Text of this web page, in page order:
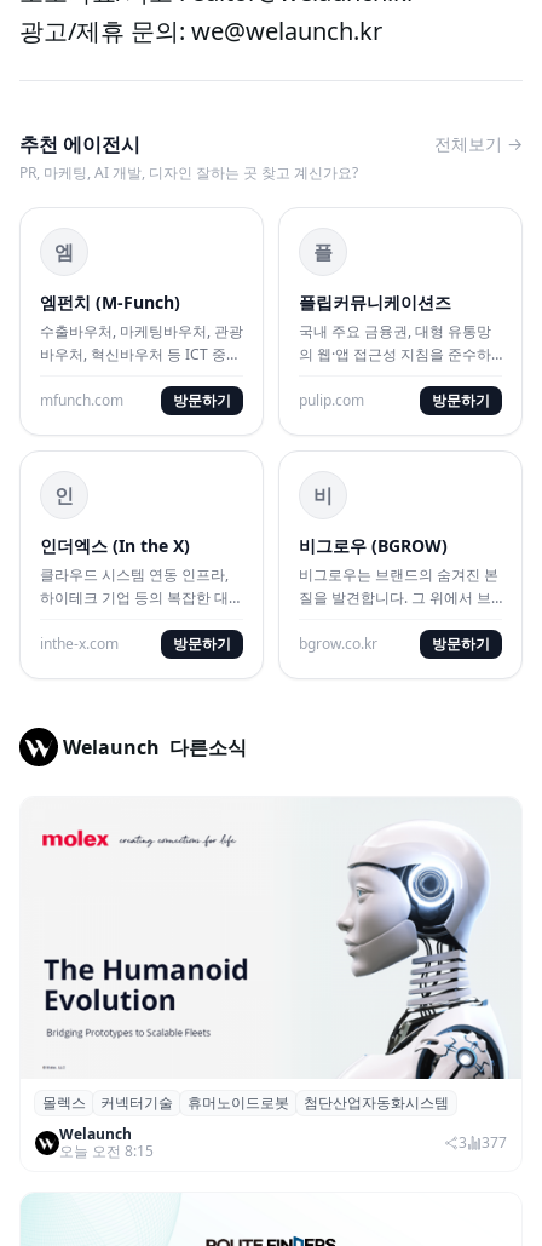
광고/제휴 문의: we@welaunch.kr
추천 에이전시
PR, 마케팅, AI 개발, 디자인 잘하는 곳 찾고 계신가요?
전체보기 →
엠
엠펀치 (M-Funch)
수출바우처, 마케팅바우처, 관광
바우처, 혁신바우처 등 ICT 중심
mfunch.com
방문하기
플
플립커뮤니케이션즈
국내 주요 금융권, 대형 유통망
의 웹·앱 접근성 지침을 준수하
축 대행사
pulip.com 방문하기
인
인더엑스 (In the X)
클라우드 시스템 연동 인프라,
하이테크 기업 등의 복잡한 대시
직관적으로 풀어내는 대행사
inthe-x.com 방문하기
비
비그로우 (BGROW)
비그로우는 브랜드의 숨겨진 본
질을 발견합니다. 그 위에서 브
니다
bgrow.co.kr 방문하기
Welaunch 다른소식
몰렉스, 휴머노이드 로봇용 ‘MiniMix’ 하이
브리드 전원·신호 커넥터 공개
몰렉스 커넥터기술 휴머노이드로봇
첨단산업자동화시스템
Welaunch
오늘 오전 8:15
3 377